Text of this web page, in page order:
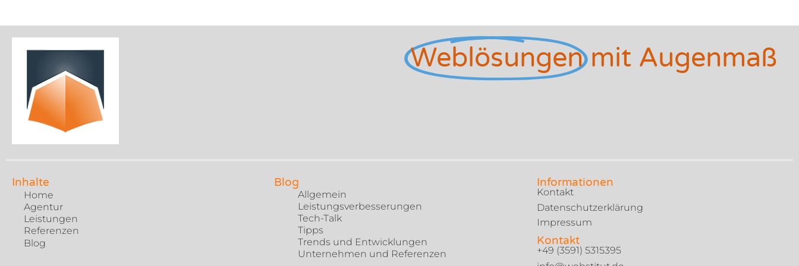
Weblösungen mit Augenmaß
Inhalte
Home
Agentur
Leistungen
Referenzen
Blog
Blog
Allgemein
Leistungsverbesserungen
Tech-Talk
Tipps
Trends und Entwicklungen
Unternehmen und Referenzen
Informationen
Kontakt
Datenschutzerklärung
Impressum
Kontakt
+49 (3591) 5315395